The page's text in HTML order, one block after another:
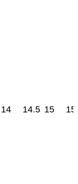
14 14.5 15